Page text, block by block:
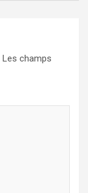
Les champs